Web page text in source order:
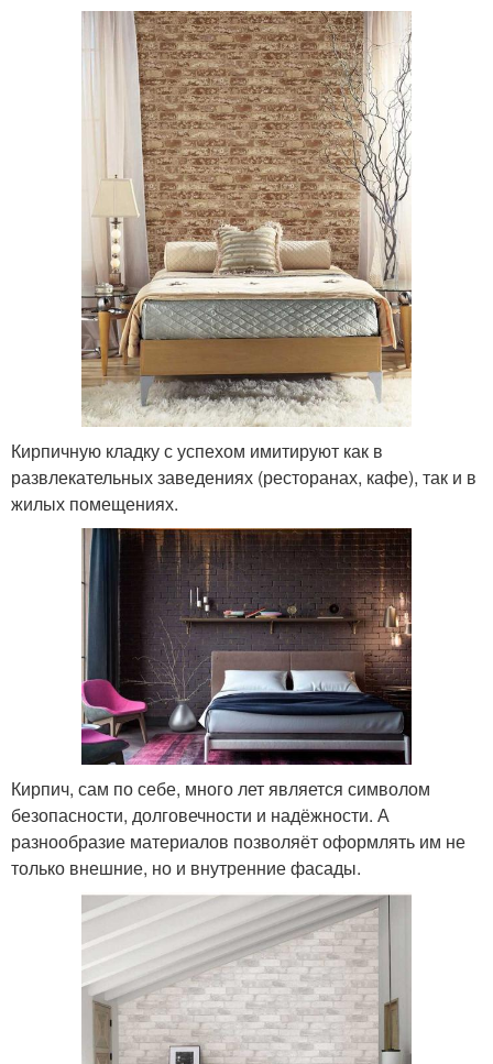
Кирпичную кладку с успехом имитируют как в
развлекательных заведениях (ресторанах, кафе), так и в
жилых помещениях.
Кирпич, сам по себе, много лет является символом
безопасности, долговечности и надёжности. А
разнообразие материалов позволяёт оформлять им не
только внешние, но и внутренние фасады.